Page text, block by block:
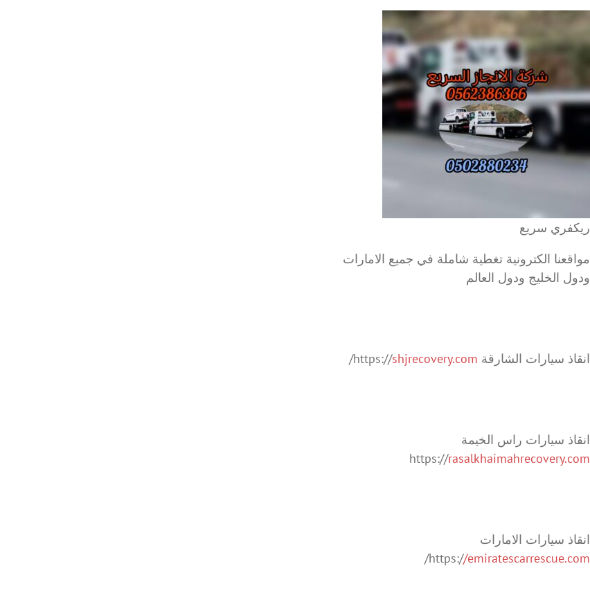
ريكفري سريع
مواقعنا الكترونية تغطية شاملة في جميع الامارات
ودول الخليج ودول العالم
انقاذ سيارات الشارقة https:// shjrecovery.com
/
انقاذ سيارات راس الخيمة
https://rasalkhaimahrecovery.com
انقاذ سيارات الامارات
https://emiratescarrescue.com
/